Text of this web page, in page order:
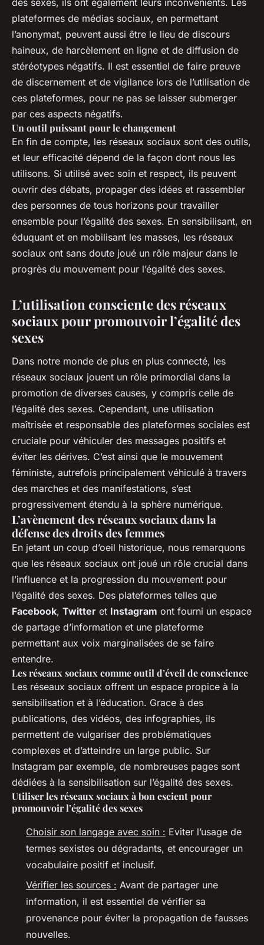
plateformes de médias sociaux, en permettant
l’anonymat, peuvent aussi être le lieu de discours
haineux, de harcèlement en ligne et de diffusion de
stéréotypes négatifs. Il est essentiel de faire preuve
de discernement et de vigilance lors de l’utilisation de
ces plateformes, pour ne pas se laisser submerger
par ces aspects négatifs.
Un outil puissant pour le changement
En fin de compte, les réseaux sociaux sont des outils,
et leur efficacité dépend de la façon dont nous les
utilisons. Si utilisé avec soin et respect, ils peuvent
ouvrir des débats, propager des idées et rassembler
des personnes de tous horizons pour travailler
ensemble pour l’égalité des sexes. En sensibilisant, en
éduquant et en mobilisant les masses, les réseaux
sociaux ont sans doute joué un rôle majeur dans le
progrès du mouvement pour l’égalité des sexes.
L’utilisation consciente des réseaux
sociaux pour promouvoir l’égalité des
sexes
Dans notre monde de plus en plus connecté, les
réseaux sociaux jouent un rôle primordial dans la
promotion de diverses causes, y compris celle de
l’égalité des sexes. Cependant, une utilisation
maîtrisée et responsable des plateformes sociales est
cruciale pour véhiculer des messages positifs et
éviter les dérives. C’est ainsi que le mouvement
féministe, autrefois principalement véhiculé à travers
des marches et des manifestations, s’est
progressivement étendu à la sphère numérique.
L’avènement des réseaux sociaux dans la
défense des droits des femmes
En jetant un coup d’oeil historique, nous remarquons
que les réseaux sociaux ont joué un rôle crucial dans
l’influence et la progression du mouvement pour
l’égalité des sexes. Des plateformes telles que
Facebook, Twitter et Instagram ont fourni un espace
de partage d’information et une plateforme
permettant aux voix marginalisées de se faire
entendre.
Les réseaux sociaux comme outil d’éveil de conscience
Les réseaux sociaux offrent un espace propice à la
sensibilisation et à l’éducation. Grace à des
publications, des vidéos, des infographies, ils
permettent de vulgariser des problématiques
complexes et d’atteindre un large public. Sur
Instagram par exemple, de nombreuses pages sont
dédiées à la sensibilisation sur l’égalité des sexes.
Utiliser les réseaux sociaux à bon escient pour
promouvoir l’égalité des sexes
Choisir son langage avec soin : Eviter l’usage de
termes sexistes ou dégradants, et encourager un
vocabulaire positif et inclusif.
Vérifier les sources : Avant de partager une
information, il est essentiel de vérifier sa
provenance pour éviter la propagation de fausses
nouvelles.